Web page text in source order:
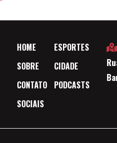
HOME
SOBRE
CONTATO
SOCIAIS
ESPORTES
CIDADE
PODCASTS